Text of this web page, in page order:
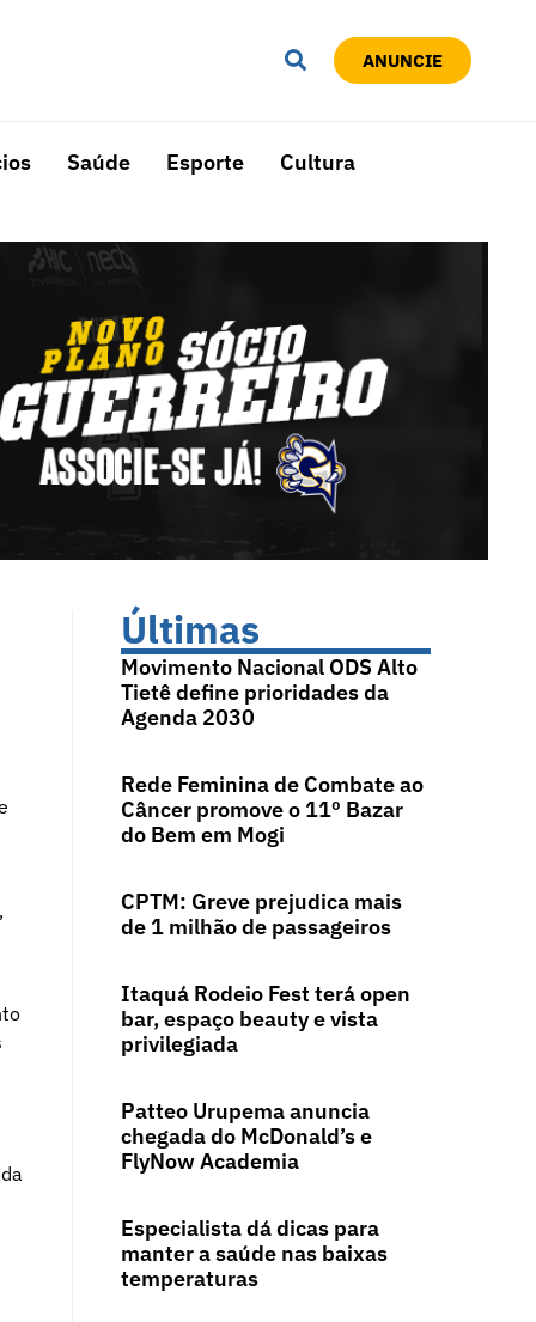
ANUNCIE
Saúde Esporte Cultura
Últimas
Movimento Nacional ODS Alto
Tietê define prioridades da
Agenda 2030
Rede Feminina de Combate ao
Câncer promove o 11º Bazar
do Bem em Mogi
CPTM: Greve prejudica mais
de 1 milhão de passageiros
Itaquá Rodeio Fest terá open
bar, espaço beauty e vista
privilegiada
Patteo Urupema anuncia
chegada do McDonald’s e
FlyNow Academia
Especialista dá dicas para
manter a saúde nas baixas
temperaturas